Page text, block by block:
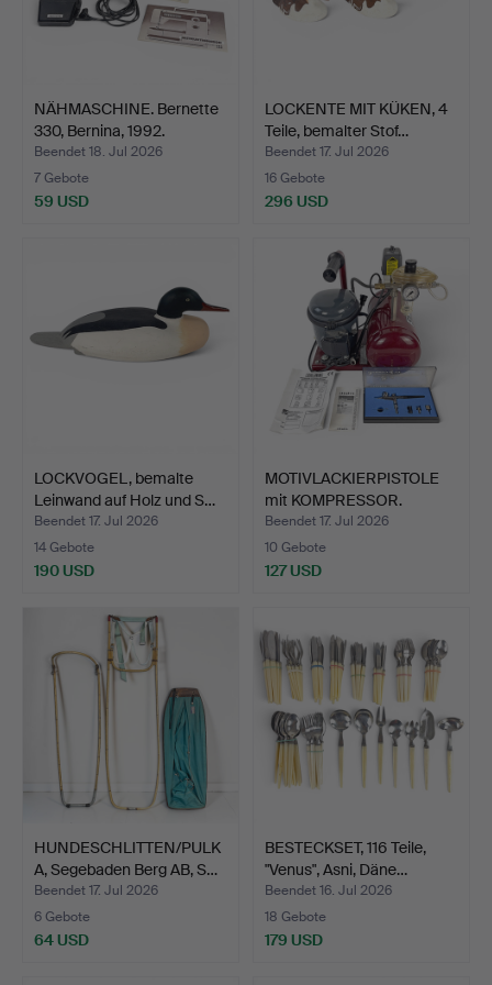
NÄHMASCHINE. Bernette
330, Bernina, 1992.
Beendet 18. Jul 2026
7 Gebote
59 USD
LOCKENTE MIT KÜKEN, 4
Teile, bemalter Stof…
Beendet 17. Jul 2026
16 Gebote
296 USD
LOCKVOGEL, bemalte
Leinwand auf Holz und S…
Beendet 17. Jul 2026
14 Gebote
190 USD
MOTIVLACKIERPISTOLE
mit KOMPRESSOR.
Beendet 17. Jul 2026
10 Gebote
127 USD
HUNDESCHLITTEN/PULK
A, Segebaden Berg AB, S…
Beendet 17. Jul 2026
6 Gebote
64 USD
BESTECKSET, 116 Teile,
"Venus", Asni, Däne…
Beendet 16. Jul 2026
18 Gebote
179 USD